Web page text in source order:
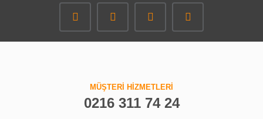
MÜŞTERİ HİZMETLERİ
0216 311 74 24